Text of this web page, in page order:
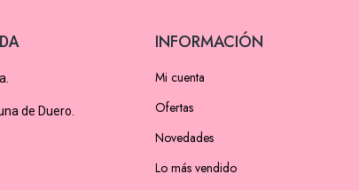
de Duero.
INFORMACIÓN
Mi cuenta
Ofertas
Novedades
Lo más vendido